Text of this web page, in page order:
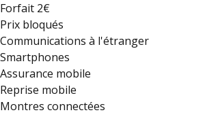
Forfait 2€
Prix bloqués
Communications à l'étranger
Smartphones
Assurance mobile
Reprise mobile
Montres connectées